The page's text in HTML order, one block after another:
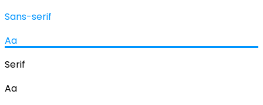
Sans-serif
Aa
Serif
Aa